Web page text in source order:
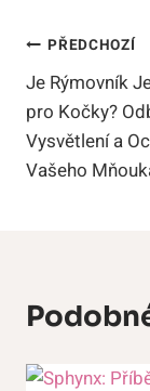
Navigace
Pro
PŘEDCHOZÍ
Je Rýmovník
pro Kočky?
Vysvětlení a
Vašeho